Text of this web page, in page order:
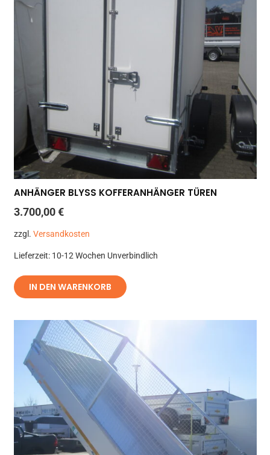
ANHÄNGER BLYSS KOFFERANHÄNGER TÜREN
3.700,00€
zzgl. Versandkosten
Lieferzeit: 10-12 Wochen Unverbindlich
IN DEN WARENKORB